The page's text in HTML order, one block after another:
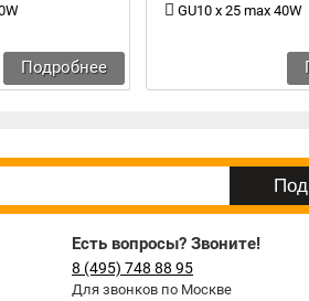
Подробнее
GU10 x 25 max 40W
Есть вопросы? Звоните!
8 (495) 748 88 95
Для звонков по Москве